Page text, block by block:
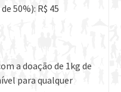
50%): R$ 45
a doação de 1kg de
para qualquer